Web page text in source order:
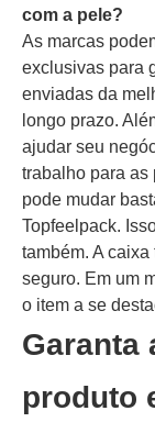
com a pele?
As marcas
exclusivas para
enviadas da
longo prazo.
ajudar seu
trabalho para as
pode mudar
Topfeelpack.
também. A caixa
seguro. Em um
o item a se
Garanta
produto